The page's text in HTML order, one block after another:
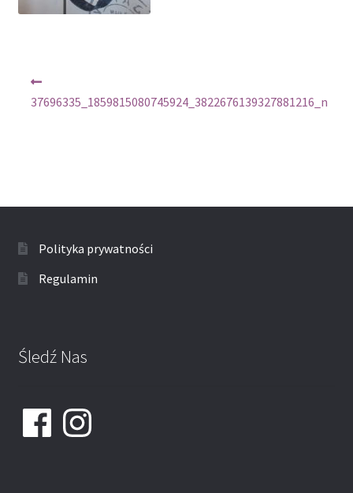
Nawigacja
wpisu
wpis:
37696335_1859815080745924_3822676139327881216_n
Polityka prywatności
Regulamin
Śledź Nas
FacebookInstagram